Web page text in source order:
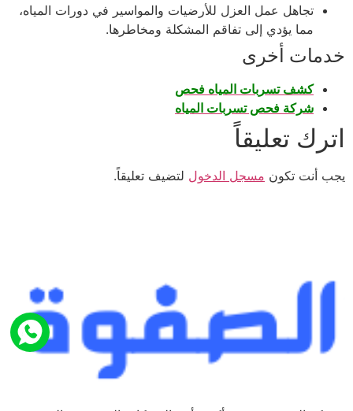
تجاهل عمل العزل للأرضيات والمواسير في دورات المياه،
مما يؤدي إلى تفاقم المشكلة ومخاطرها.
خدمات أخرى
كشف تسربات المياه فحص
شركة فحص تسربات المياه
اترك تعليقاً
يجب أنت تكون مسجل الدخول لتضيف تعليقاً.